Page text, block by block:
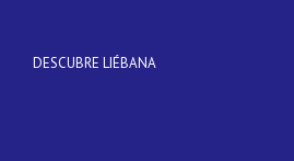
DESCUBRE LIÉBANA